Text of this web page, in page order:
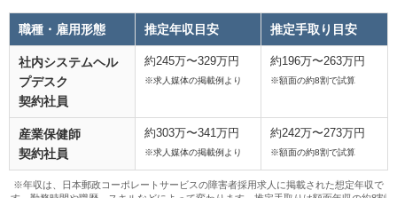
職種・雇用形態 推定年収目安 推定手取り目安
社内システムヘル
プデスク
契約社員
約245万〜329万円
※求人媒体の掲載例より
約196万〜263万円
※額面の約8割で試算
産業保健師
契約社員
約303万〜341万円
※求人媒体の掲載例より
約242万〜273万円
※額面の約8割で試算
※年収は、日本郵政コーポレートサービスの障害者採用求人に掲載された想定年収で